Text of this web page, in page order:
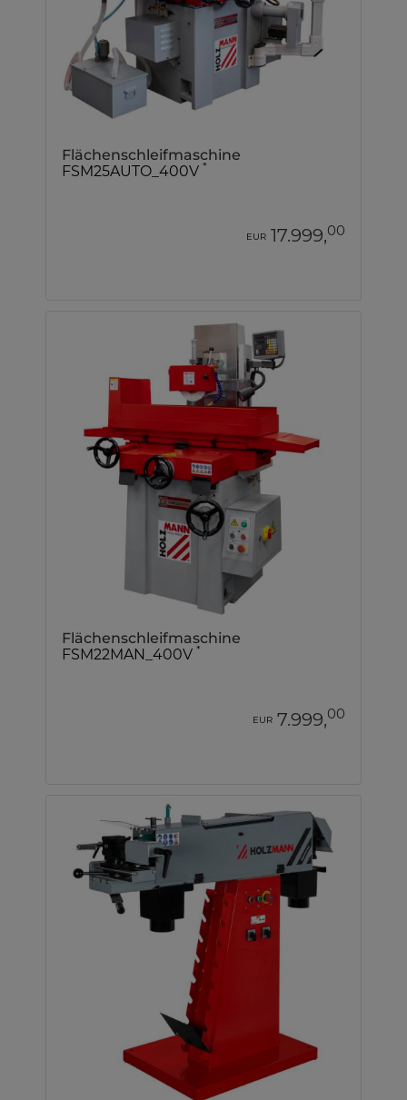
Flächenschleifmaschine
FSM25AUTO_400V *
EUR 17.999,00
Flächenschleifmaschine
FSM22MAN_400V *
EUR 7.999,00